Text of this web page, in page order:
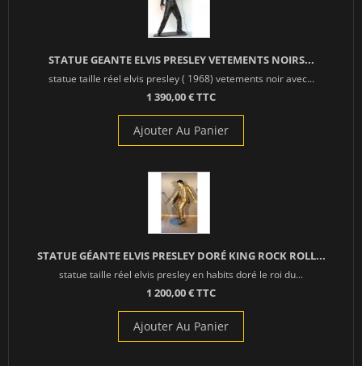
STATUE GEANTE ELVIS PRESLEY VETEMENTS NOIRS...
statue taille réel elvis presley ( 1968) vetements noir avec...
1 390,00 € TTC
Ajouter Au Panier
STATUE GÉANTE ELVIS PRESLEY DORÉ KING ROCK ROLL...
statue taille réel elvis presley en habits doré le roi du...
1 200,00 € TTC
Ajouter Au Panier